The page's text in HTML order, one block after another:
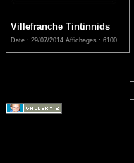
Villefranche Tintinnids
Date : 29/07/2014 Affichages : 6100